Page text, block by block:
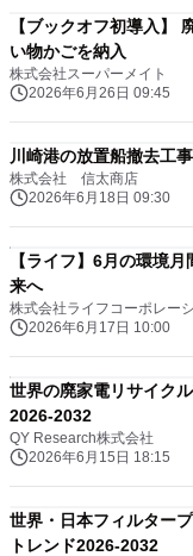
【ブックオフ初導入】
い物かごを納入
株式会社スーパーメイト
2026年6月26日 09:45
川崎港の放置船撤去工
株式会社 信太商店
2026年6月18日 09:30
【ライフ】6月の環境
来へ
株式会社ライフコーポレー
2026年6月17日 10:00
世界の廃家電リサイク
2026-2032
QY Research株式会社
2026年6月15日 18:15
世界・日本フィルター
トレンド2026-2032